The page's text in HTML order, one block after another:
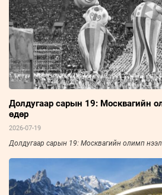
Долдугаар сарын 19: Москвагийн
өдөр
2026-07-19
Долдугаар сарын 19: Москвагийн олимп